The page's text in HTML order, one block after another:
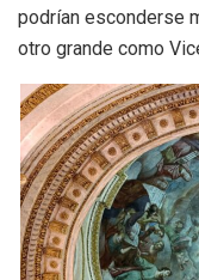
podrían esconderse
otro grande como